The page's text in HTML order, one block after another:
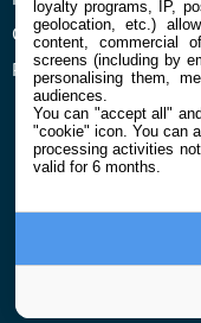
Confidentialité et
Préférences cookies
loyalty programs, IP,
geolocation, etc.)
content, commercial
screens (including by
personalising them,
audiences.
You can "accept all"
"cookie" icon. You can
processing activities
valid for 6 months.